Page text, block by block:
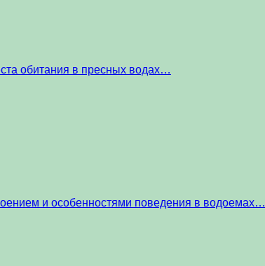
обитания в пресных водах…
и особенностями поведения в водоемах…